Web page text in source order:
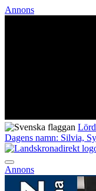
Annons
Dagens namn: Silvia,
Annons